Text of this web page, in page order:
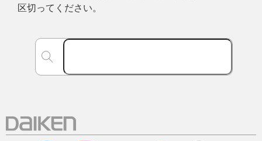
区切ってください。